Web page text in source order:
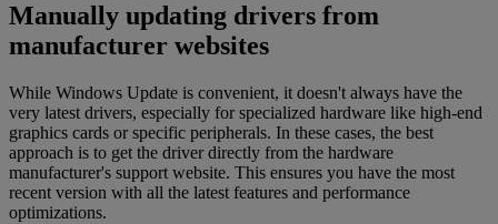
Manually updating drivers from
manufacturer websites
While Windows Update is convenient, it doesn't always have the
very latest drivers, especially for specialized hardware like high-end
graphics cards or specific peripherals. In these cases, the best
approach is to get the driver directly from the hardware
manufacturer's support website. This ensures you have the most
recent version with all the latest features and performance
optimizations.